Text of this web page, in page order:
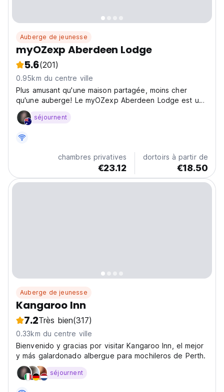
Auberge de jeunesse
myOZexp Aberdeen Lodge
5.6(201)
0.95km du centre ville
Plus amusant qu'une maison partagée, moins cher
qu'une auberge! Le myOZexp Aberdeen Lodge est un
petit lodge convivial classé au patrimoine, qui accueille
des personnes du monde entier âgées de 18 à 35 ans.
séjournent
chambres privatives
€23.12
dortoirs à partir de
€18.50
Auberge de jeunesse
Kangaroo Inn
7.2Très bien(317)
0.33km du centre ville
Bienvenido y gracias por visitar Kangaroo Inn, el mejor
y más galardonado albergue para mochileros de Perth.
séjournent